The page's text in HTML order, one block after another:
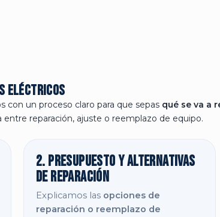
eléctricos
con un proceso claro para que sepas qué se va a
entre reparación, ajuste o reemplazo de equipo.
2. Presupuesto y alternativas
de reparación
Explicamos las opciones de
reparación o reemplazo de